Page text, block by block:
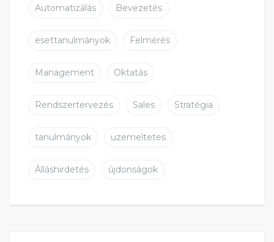
Automatizálás Bevezetés
esettanulmányok Felmérés
Management Oktatás
Rendszertervezés Sales Stratégia
tanulmányok uzemeltetes
Álláshirdetés újdonságok